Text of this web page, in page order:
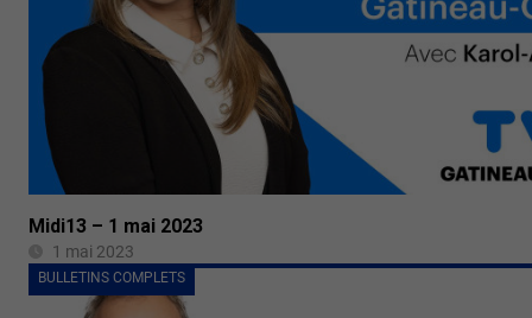
Midi13 – 1 mai 2023
1 mai 2023
BULLETINS COMPLETS